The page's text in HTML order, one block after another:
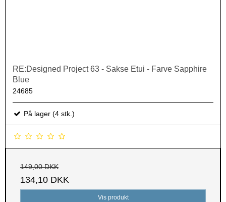
RE:Designed Project 63 - Sakse Etui - Farve Sapphire
Blue
24685
På lager (4 stk.)
149,00 DKK
134,10 DKK
Vis produkt